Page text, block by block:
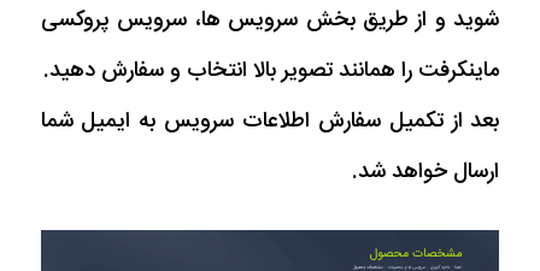
شوید و از طریق بخش سرویس ها، سرویس پروکسی
ماینکرفت را همانند تصویر بالا انتخاب و سفارش دهید.
بعد از تکمیل سفارش اطلاعات سرویس به ایمیل شما
ارسال خواهد شد.